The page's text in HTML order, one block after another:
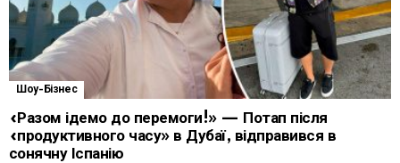
Шоу-Бізнес
«Разом ідемо до перемоги!» — Потап після
«продуктивного часу» в Дубаї, відправився в
сонячну Іспанію